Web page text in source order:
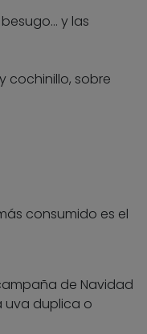
besugo… y las
cochinillo, sobre
consumido es el
de Navidad
uva duplica o